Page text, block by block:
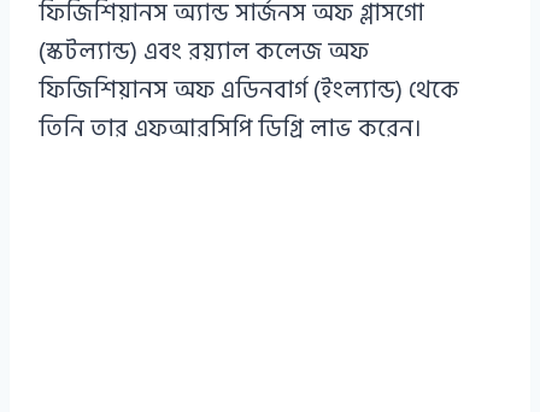
ফিজিশিয়ানস অ্যান্ড সার্জনস অফ গ্লাসগো
(স্কটল্যান্ড) এবং রয়্যাল কলেজ অফ
ফিজিশিয়ানস অফ এডিনবার্গ (ইংল্যান্ড) থেকে
তিনি তার এফআরসিপি ডিগ্রি লাভ করেন।